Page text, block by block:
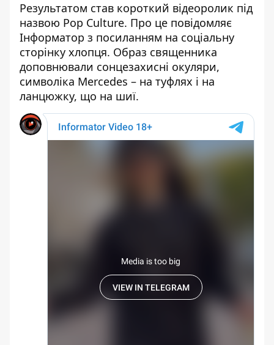
Результатом став короткий відеоролик під
назвою Pop Culture. Про це повідомляє
Інформатор з посиланням на соціальну
сторінку хлопця. Образ священника
доповнювали сонцезахисні окуляри,
символіка Mercedes – на туфлях і на
ланцюжку, що на шиї.